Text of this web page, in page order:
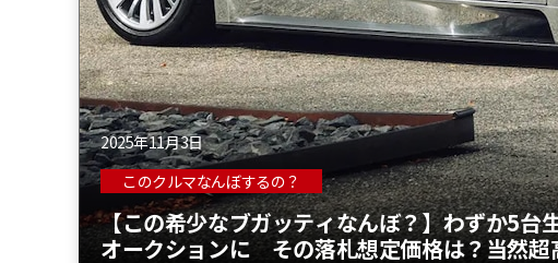
2025年11月3日
このクルマなんぼするの？
【この希少なブガッティなんぼ？】わずか5台
オークションに その落札想定価格は？当然超